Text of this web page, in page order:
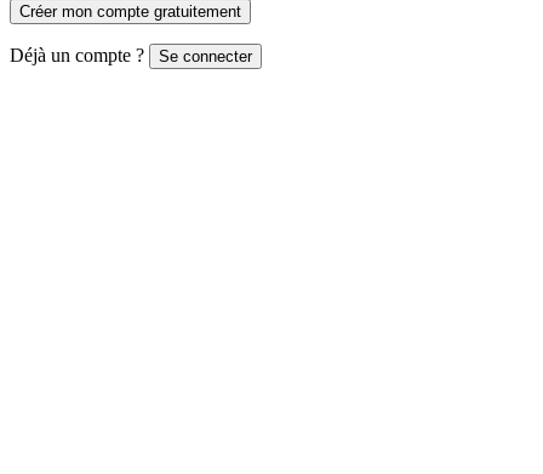
Créer mon compte gratuitement
Déjà un compte ? Se connecter